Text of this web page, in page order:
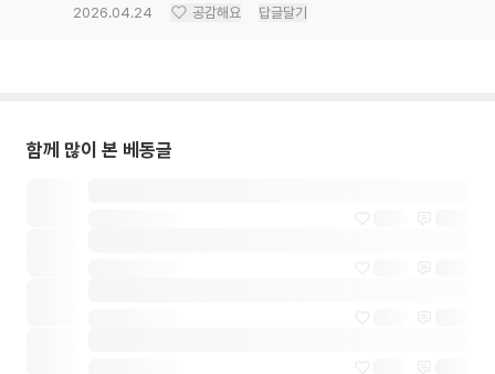
2026.04.24 공감해요 답글달기
함께 많이 본 베동글